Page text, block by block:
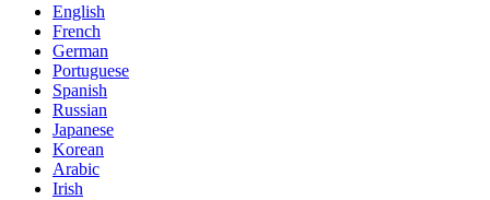
English
French
German
Portuguese
Spanish
Russian
Japanese
Korean
Arabic
Irish